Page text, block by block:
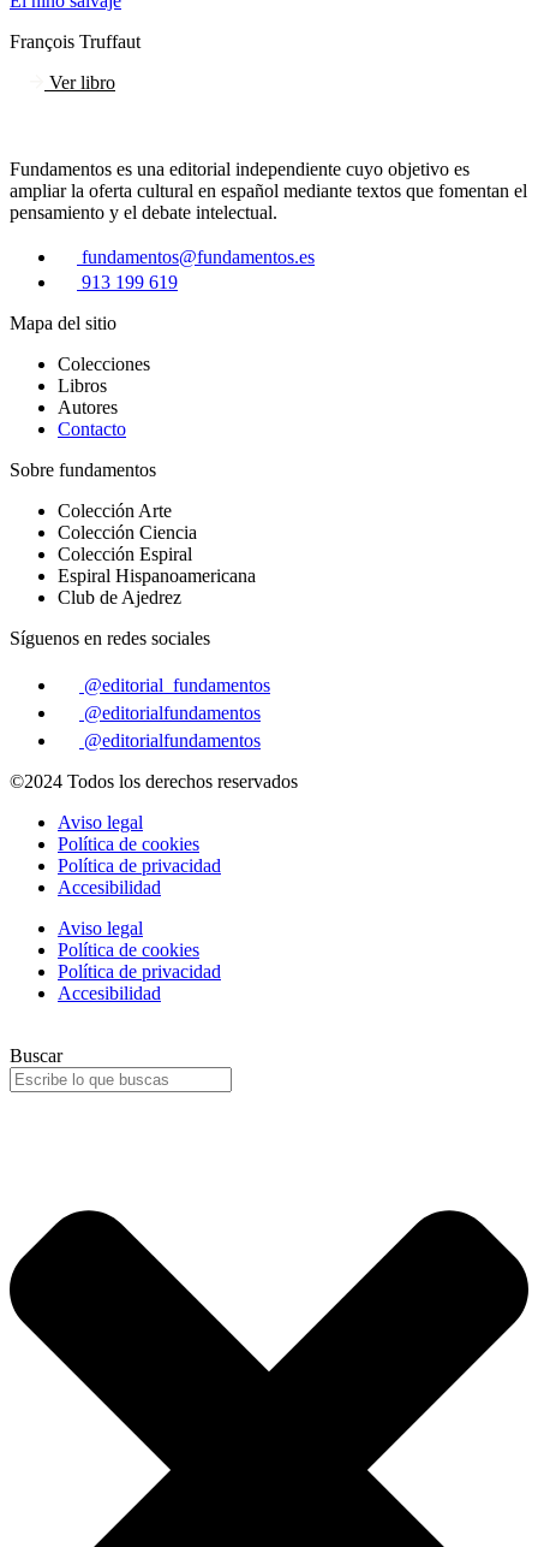
François Truffaut
Ver libro
Fundamentos es una editorial independiente cuyo objetivo es
ampliar la oferta cultural en español mediante textos que fomentan el
pensamiento y el debate intelectual.
fundamentos@fundamentos.es
913 199 619
Mapa del sitio
Colecciones
Libros
Autores
Contacto
Sobre fundamentos
Colección Arte
Colección Ciencia
Colección Espiral
Espiral Hispanoamericana
Club de Ajedrez
Síguenos en redes sociales
@editorial_fundamentos
@editorialfundamentos
@editorialfundamentos
©2024 Todos los derechos reservados
Aviso legal
Política de cookies
Política de privacidad
Accesibilidad
Aviso legal
Política de cookies
Política de privacidad
Accesibilidad
Buscar